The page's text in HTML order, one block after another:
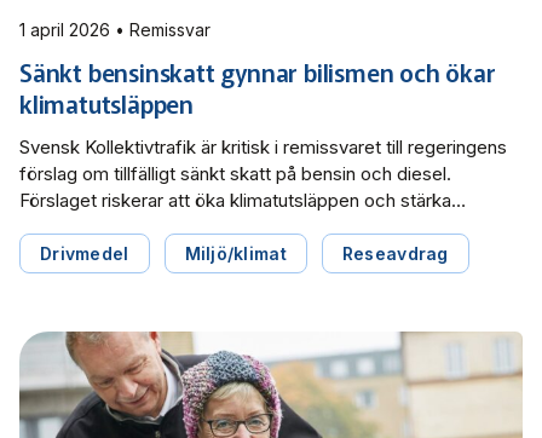
1 april 2026 • Remissvar
Sänkt bensinskatt gynnar bilismen och ökar
klimatutsläppen
Svensk Kollektivtrafik är kritisk i remissvaret till regeringens
förslag om tillfälligt sänkt skatt på bensin och diesel.
Förslaget riskerar att öka klimatutsläppen och stärka
innebär att kollektivtrafikens kostnader för biodrivmedel
förblir höga samtidigt som biltrafikens kostnader minskar.
Drivmedel Miljö/klimat Reseavdrag